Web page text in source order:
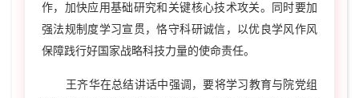
作，加快应用基础研究和关键核心技术攻关。同时要加
强法规制度学习宣贯，恪守科研诚信，以优良学风作风
保障践行好国家战略科技力量的使命责任。
王齐华在总结讲话中强调，要将学习教育与院党组